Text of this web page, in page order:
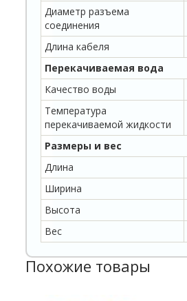
Диаметр разъема
соединения
Длина кабеля
Перекачиваемая вода
Качество воды
Температура
перекачиваемой жидкости
Размеры и вес
Длина
Ширина
Высота
Вес
Похожие товары